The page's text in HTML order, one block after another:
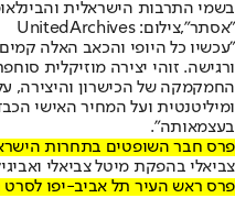
בשמי התרבות הישראלית
"אסתר",צילום: UnitedArchives
"עכשיו כל היופי והכאב האלה
ורגישה. זוהי יצירה מוזיקלית
החמקמקה של הכישרון והיצירה,
ומיליטנטית ועל המחיר האישי
בעצמאותה".
פרס חבר השופטים בתחרות
צביאלי בהפקת מיטל צביאלי
פרס ראש העיר תל אביב-יפו